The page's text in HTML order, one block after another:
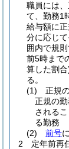
職員には
て、勤務1
給与額に
分に応じ
囲内で規
前5時まで
算した割合
る。
(1)
正規
正規の
されるこ
る勤務
(2)
前号
2
定年前再